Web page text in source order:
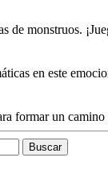
de monstruos.
en este
formar un